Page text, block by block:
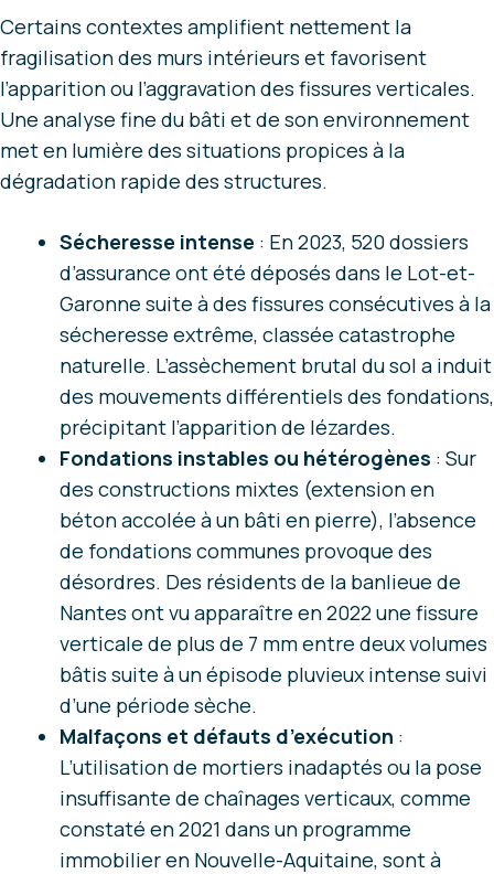
Certains contextes amplifient nettement la
fragilisation des murs intérieurs et favorisent
l’apparition ou l’aggravation des fissures verticales.
Une analyse fine du bâti et de son environnement
met en lumière des situations propices à la
dégradation rapide des structures.
Sécheresse intense : En 2023, 520 dossiers
d’assurance ont été déposés dans le Lot-et-
Garonne suite à des fissures consécutives à la
sécheresse extrême, classée catastrophe
naturelle. L’assèchement brutal du sol a induit
des mouvements différentiels des fondations,
précipitant l’apparition de lézardes.
Fondations instables ou hétérogènes : Sur
des constructions mixtes (extension en
béton accolée à un bâti en pierre), l’absence
de fondations communes provoque des
désordres. Des résidents de la banlieue de
Nantes ont vu apparaître en 2022 une fissure
verticale de plus de 7 mm entre deux volumes
bâtis suite à un épisode pluvieux intense suivi
d’une période sèche.
Malfaçons et défauts d’exécution :
L’utilisation de mortiers inadaptés ou la pose
insuffisante de chaînages verticaux, comme
constaté en 2021 dans un programme
immobilier en Nouvelle-Aquitaine, sont à